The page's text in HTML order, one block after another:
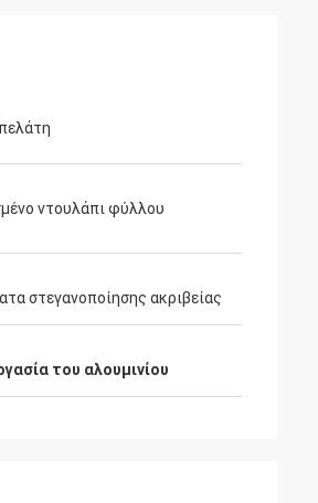
ντουλάπι φύλλου
στεγανοποίησης ακριβείας
του αλουμινίου